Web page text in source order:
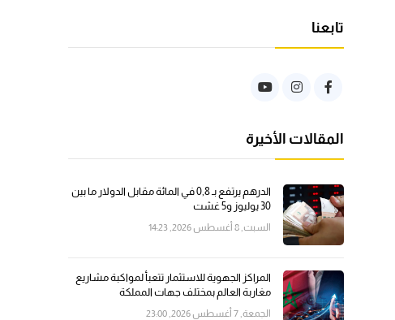
تابعنا
المقالات الأخيرة
الدرهم يرتفع بـ 0,8 في المائة مقابل الدولار ما بين
30 يوليوز و5 غشت
السبت, 8 أغسطس 2026, 14:23
المراكز الجهوية للاستثمار تتعبأ لمواكبة مشاريع
مغاربة العالم بمختلف جهات المملكة
الجمعة, 7 أغسطس 2026, 23:00